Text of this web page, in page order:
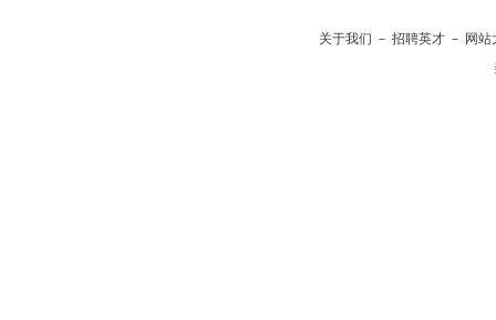
关于我们 － 招聘英才 － 网站